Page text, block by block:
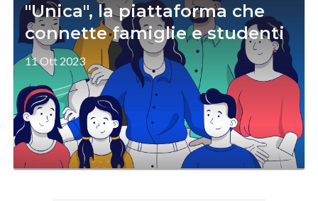
"Unica", la piattaforma che
connette famiglie e studenti
11 Ott 2023